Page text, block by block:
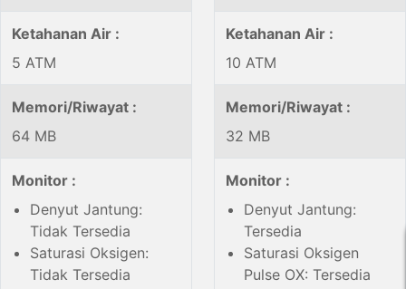
Ketahanan Air :
5 ATM
Ketahanan Air :
10 ATM
Memori/Riwayat :
64 MB
Memori/Riwayat :
32 MB
Monitor :
Denyut Jantung:
Tidak Tersedia
Saturasi Oksigen:
Tidak Tersedia
Monitor :
Denyut Jantung:
Tersedia
Saturasi Oksigen
Pulse OX: Tersedia